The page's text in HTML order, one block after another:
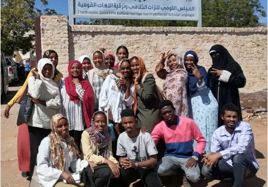
ر
ي
د
ا
إ
ل
ك
ت
ر
و
ن
ي
ا